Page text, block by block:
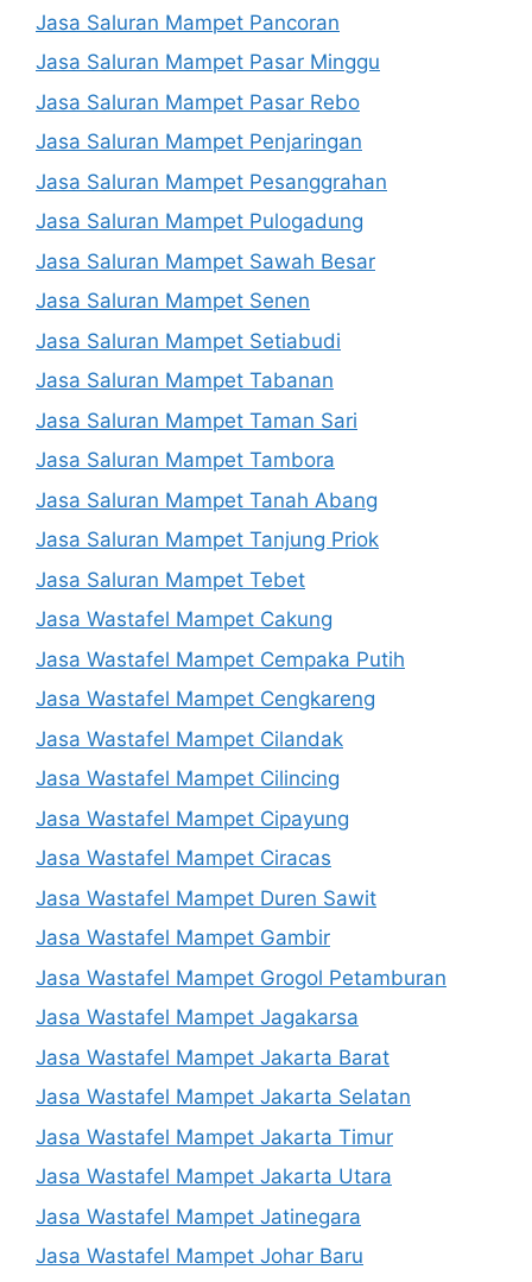
Jasa Saluran Mampet Pancoran
Jasa Saluran Mampet Pasar Minggu
Jasa Saluran Mampet Pasar Rebo
Jasa Saluran Mampet Penjaringan
Jasa Saluran Mampet Pesanggrahan
Jasa Saluran Mampet Pulogadung
Jasa Saluran Mampet Sawah Besar
Jasa Saluran Mampet Senen
Jasa Saluran Mampet Setiabudi
Jasa Saluran Mampet Tabanan
Jasa Saluran Mampet Taman Sari
Jasa Saluran Mampet Tambora
Jasa Saluran Mampet Tanah Abang
Jasa Saluran Mampet Tanjung Priok
Jasa Saluran Mampet Tebet
Jasa Wastafel Mampet Cakung
Jasa Wastafel Mampet Cempaka Putih
Jasa Wastafel Mampet Cengkareng
Jasa Wastafel Mampet Cilandak
Jasa Wastafel Mampet Cilincing
Jasa Wastafel Mampet Cipayung
Jasa Wastafel Mampet Ciracas
Jasa Wastafel Mampet Duren Sawit
Jasa Wastafel Mampet Gambir
Jasa Wastafel Mampet Grogol Petamburan
Jasa Wastafel Mampet Jagakarsa
Jasa Wastafel Mampet Jakarta Barat
Jasa Wastafel Mampet Jakarta Selatan
Jasa Wastafel Mampet Jakarta Timur
Jasa Wastafel Mampet Jakarta Utara
Jasa Wastafel Mampet Jatinegara
Jasa Wastafel Mampet Johar Baru